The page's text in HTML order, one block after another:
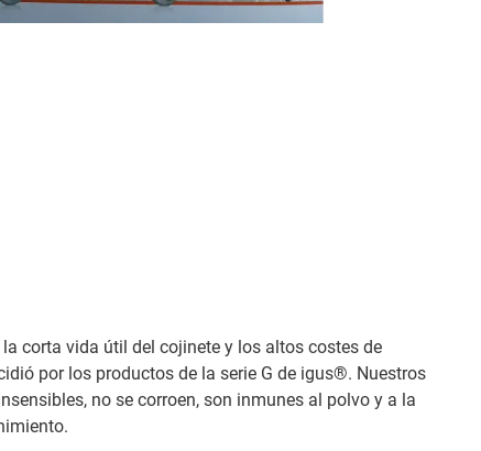
corta vida útil del cojinete y los altos costes de
por los productos de la serie G de igus®. Nuestros
no se corroen, son inmunes al polvo y a la